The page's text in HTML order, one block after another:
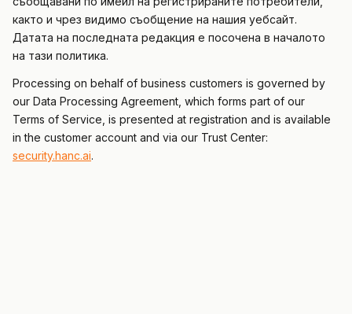
както и чрез видимо съобщение на нашия уебсайт.
Датата на последната редакция е посочена в началото
на тази политика.
Processing on behalf of business customers is governed by
our Data Processing Agreement, which forms part of our
Terms of Service, is presented at registration and is available
in the customer account and via our Trust Center:
security.hanc.ai.